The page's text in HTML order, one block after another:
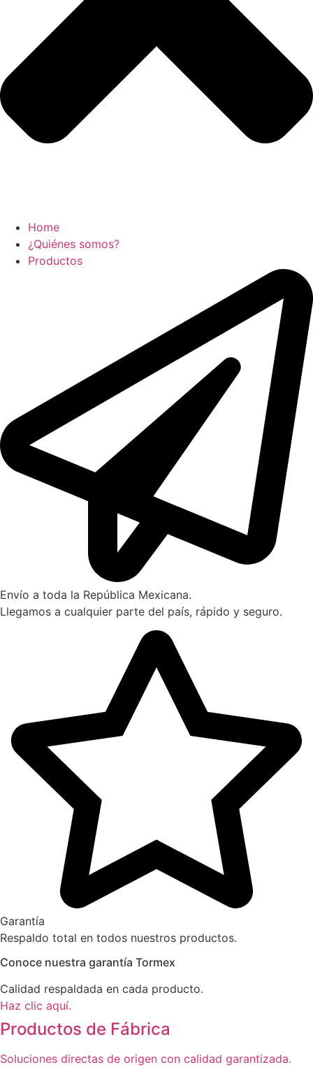
Home
¿Quiénes somos?
Productos
Envío a toda la República Mexicana.
Llegamos a cualquier parte del país, rápido y seguro.
Garantía
Respaldo total en todos nuestros productos.
Conoce nuestra garantía Tormex
Calidad respaldada en cada producto.
Haz clic aquí.
Productos de Fábrica
Soluciones directas de origen con calidad garantizada.